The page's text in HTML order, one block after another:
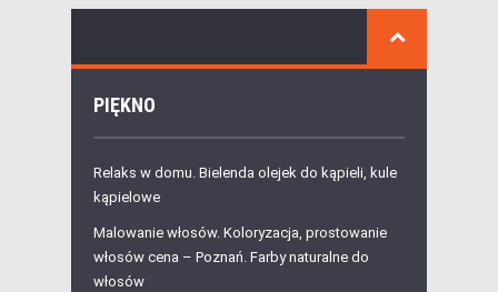
PIĘKNO
Relaks w domu. Bielenda olejek do kąpieli, kule
kąpielowe
Malowanie włosów. Koloryzacja, prostowanie
włosów cena – Poznań. Farby naturalne do
włosów